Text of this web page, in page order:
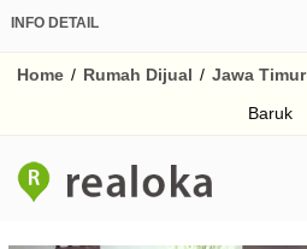
INFO DETAIL
Home / Rumah Dijual / Jawa Timur
Baruk